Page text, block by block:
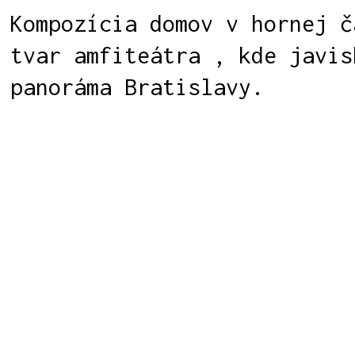
Kompozícia domov v
tvar amfiteátra , kde
panoráma Bratislavy.